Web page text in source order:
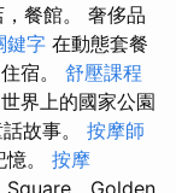
餐館。 奢侈品
鍵字 在動態套餐
宿。 舒壓課程
界上的國家公園
故事。 按摩師
。 按摩
Square，Golden